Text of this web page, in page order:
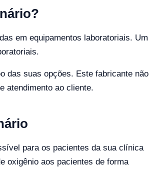
em equipamentos laboratoriais. Um
das suas opções. Este fabricante não
atendimento ao cliente.
para os pacientes da sua clínica
oxigênio aos pacientes de forma